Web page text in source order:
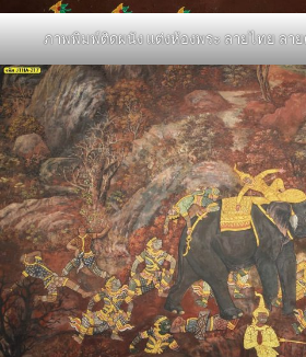
ภาพพิมพ์ติดผนัง แต่งห้องพระ ลายไทย ลา